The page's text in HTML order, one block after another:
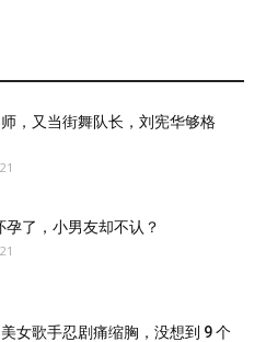
，又当街舞队长，刘宪华够格
孕了，小男友却不认？
女歌手忍剧痛缩胸，没想到 9 个